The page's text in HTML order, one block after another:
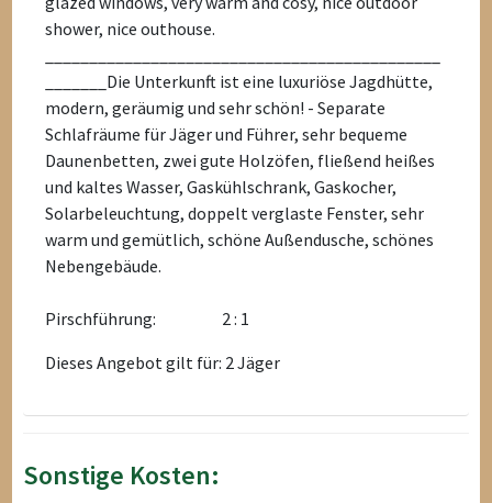
shower, nice outhouse.
_______Die Unterkunft ist eine luxuriöse Jagdhütte,
modern, geräumig und sehr schön! - Separate
Schlafräume für Jäger und Führer, sehr bequeme
Daunenbetten, zwei gute Holzöfen, fließend heißes
und kaltes Wasser, Gaskühlschrank, Gaskocher,
Solarbeleuchtung, doppelt verglaste Fenster, sehr
warm und gemütlich, schöne Außendusche, schönes
Nebengebäude.
Pirschführung:
2 : 1
Dieses Angebot gilt für: 2 Jäger
Sonstige Kosten: